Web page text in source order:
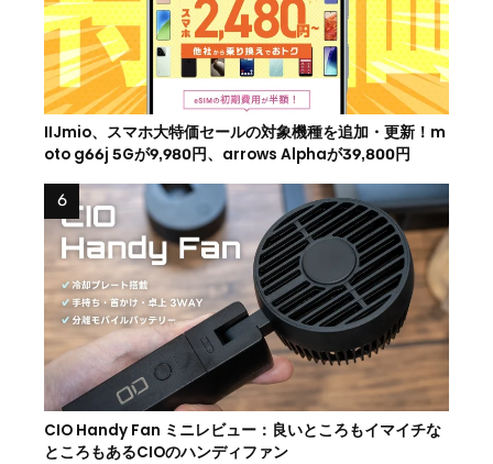
IIJmio、スマホ大特価セールの対象機種を追加・更新！m
oto g66j 5Gが9,980円、arrows Alphaが39,800円
CIO Handy Fan ミニレビュー：良いところもイマイチな
ところもあるCIOのハンディファン